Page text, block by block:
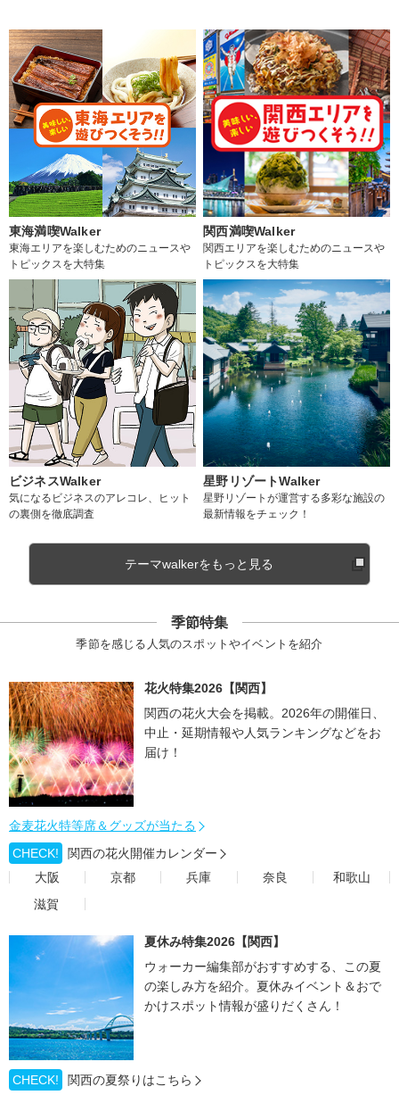
東海満喫Walker
東海エリアを楽しむためのニュースや
トピックスを大特集
関西満喫Walker
関西エリアを楽しむためのニュースや
トピックスを大特集
ビジネスWalker
気になるビジネスのアレコレ、ヒット
の裏側を徹底調査
星野リゾートWalker
星野リゾートが運営する多彩な施設の
最新情報をチェック！
テーマwalkerをもっと見る
季節特集
季節を感じる人気のスポットやイベントを紹介
花火特集2026【関西】
関西の花火大会を掲載。2026年の開催日、
中止・延期情報や人気ランキングなどをお
届け！
金麦花火特等席＆グッズが当たる
CHECK!
関西の花火開催カレンダー
大阪
京都 兵庫 奈良
和歌山
滋賀
夏休み特集2026【関西】
ウォーカー編集部がおすすめする、この夏
の楽しみ方を紹介。夏休みイベント＆おで
かけスポット情報が盛りだくさん！
CHECK!
関西の夏祭りはこちら